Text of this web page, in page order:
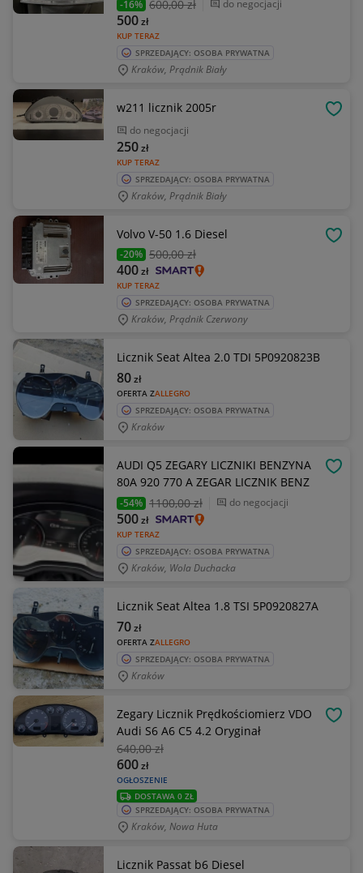
-16% 600,00 zł do negocjacji
KUP TERAZ
500zł
SPRZEDAJĄCY: OSOBA PRYWATNA
Kraków, Prądnik Biały
w211 licznik 2005r
do negocjacji
KUP TERAZ
250zł
SPRZEDAJĄCY: OSOBA PRYWATNA
Kraków, Prądnik Biały
Volvo V-50 1.6 Diesel
-20% 500,00 zł
KUP TERAZ
400zł
SPRZEDAJĄCY: OSOBA PRYWATNA
Kraków, Prądnik Czerwony
Licznik Seat Altea 2.0 TDI 5P0920823B
OFERTA ZALLEGRO
80zł
SPRZEDAJĄCY: OSOBA PRYWATNA
Kraków
AUDI Q5 ZEGARY LICZNIKI BENZYNA
80A 920 770 A ZEGAR LICZNIK BENZ
-54% 1100,00 zł do negocjacji
KUP TERAZ
500zł
SPRZEDAJĄCY: OSOBA PRYWATNA
Kraków, Wola Duchacka
Licznik Seat Altea 1.8 TSI 5P0920827A
OFERTA ZALLEGRO
70zł
SPRZEDAJĄCY: OSOBA PRYWATNA
Kraków
Zegary Licznik Prędkościomierz VDO
Audi S6 A6 C5 4.2 Oryginał
640,00 zł
OGŁOSZENIE
600zł
DOSTAWA 0 ZŁ
SPRZEDAJĄCY: OSOBA PRYWATNA
Kraków, Nowa Huta
Licznik Passat b6 Diesel